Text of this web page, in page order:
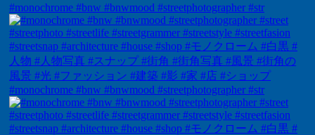
#monochrome #bnw #bnwmood #streetphotographer #str
#monochrome #bnw #bnwmood #streetphotographer #str